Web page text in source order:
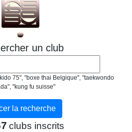
un club
75", "boxe thai Belgique", "taekwondo
"kung fu suisse"
clubs inscrits